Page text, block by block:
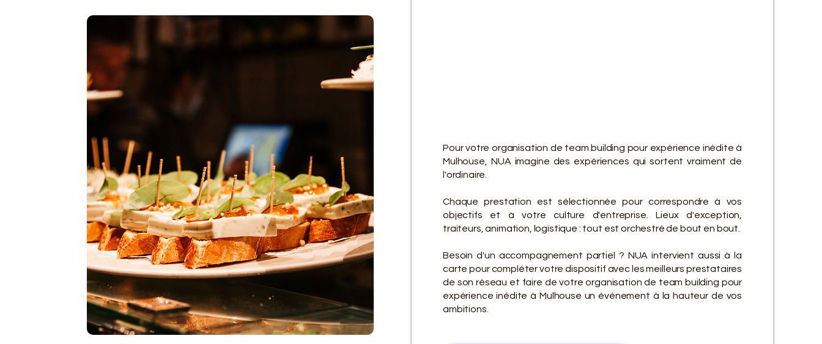
DES
DES
Pour votre organisation de team building pour expérience inédite à
Mulhouse, NUA imagine des expériences qui sortent vraiment de
l'ordinaire.
Chaque prestation est sélectionnée pour correspondre à vos
objectifs et à votre culture d'entreprise. Lieux d'exception,
traiteurs, animation, logistique : tout est orchestré de bout en bout.
Besoin d'un accompagnement partiel ? NUA intervient aussi à la
carte pour compléter votre dispositif avec les meilleurs prestataires
de son réseau et faire de votre organisation de team building pour
expérience inédite à Mulhouse un événement à la hauteur de vos
ambitions.